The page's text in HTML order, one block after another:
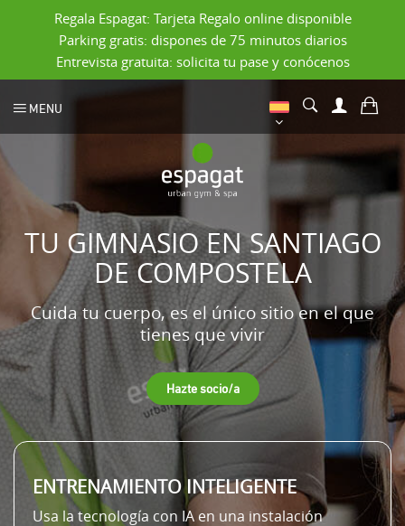
Regala Espagat: Tarjeta Regalo online disponible
Parking gratis: dispones de 75 minutos diarios
Entrevista gratuita: solicita tu pase y conócenos
MENU
TU GIMNASIO EN SANTIAGO
DE COMPOSTELA
Cuida tu cuerpo, es el único sitio en el que
tienes que vivir
Hazte socio/a
ENTRENAMIENTO INTELIGENTE
Usa la tecnología con IA en una instalación